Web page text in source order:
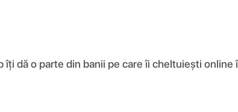
dă o parte din banii pe care îi cheltuiești online